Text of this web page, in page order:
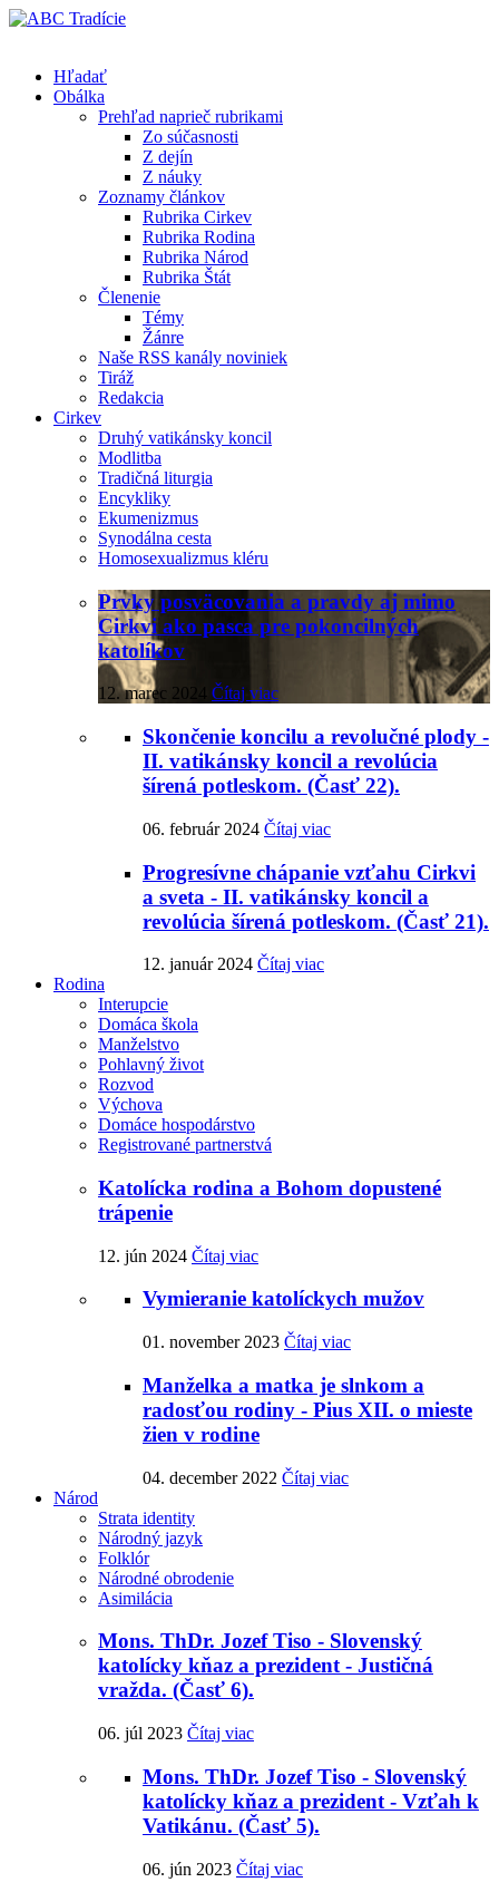
Hľadať
Obálka
Prehľad naprieč rubrikami
Zo súčasnosti
Z dejín
Z náuky
Zoznamy článkov
Rubrika Cirkev
Rubrika Rodina
Rubrika Národ
Rubrika Štát
Členenie
Témy
Žánre
Naše RSS kanály noviniek
Tiráž
Redakcia
Cirkev
Druhý vatikánsky koncil
Modlitba
Tradičná liturgia
Encykliky
Ekumenizmus
Synodálna cesta
Homosexualizmus kléru
Prvky posväcovania a pravdy aj mimo
Cirkvi ako pasca pre pokoncilných
katolíkov
12. marec 2024 Čítaj viac
Skončenie koncilu a revolučné plody -
II. vatikánsky koncil a revolúcia
šírená potleskom. (Časť 22).
06. február 2024 Čítaj viac
Progresívne chápanie vzťahu Cirkvi
a sveta - II. vatikánsky koncil a
revolúcia šírená potleskom. (Časť 21).
12. január 2024 Čítaj viac
Rodina
Interupcie
Domáca škola
Manželstvo
Pohlavný život
Rozvod
Výchova
Domáce hospodárstvo
Registrované partnerstvá
Katolícka rodina a Bohom dopustené
trápenie
12. jún 2024 Čítaj viac
Vymieranie katolíckych mužov
01. november 2023 Čítaj viac
Manželka a matka je slnkom a
radosťou rodiny - Pius XII. o mieste
žien v rodine
04. december 2022 Čítaj viac
Národ
Strata identity
Národný jazyk
Folklór
Národné obrodenie
Asimilácia
Mons. ThDr. Jozef Tiso - Slovenský
katolícky kňaz a prezident - Justičná
vražda. (Časť 6).
06. júl 2023 Čítaj viac
Mons. ThDr. Jozef Tiso - Slovenský
katolícky kňaz a prezident - Vzťah k
Vatikánu. (Časť 5).
06. jún 2023 Čítaj viac